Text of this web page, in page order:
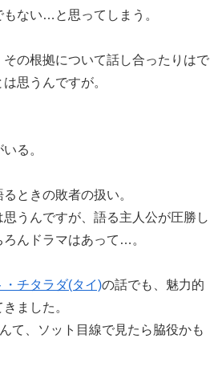
ない…と思ってしまう。
の根拠について話し合ったりはで
思うんですが。
る。
ときの敗者の扱い。
うんですが、語る主人公が圧勝し
んドラマはあって…。
・チタラダ(タイ)の話でも、魅力的
ました。
て、ソット目線で見たら脇役かも